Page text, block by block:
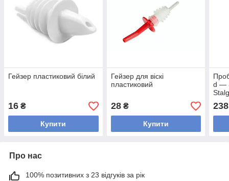
Гейзер пластиковий білий
16 ₴
Купити
Гейзер для віскі
пластиковий
28₴
Купити
d —
238
Про нас
100% позитивних з 23 відгуків за рік